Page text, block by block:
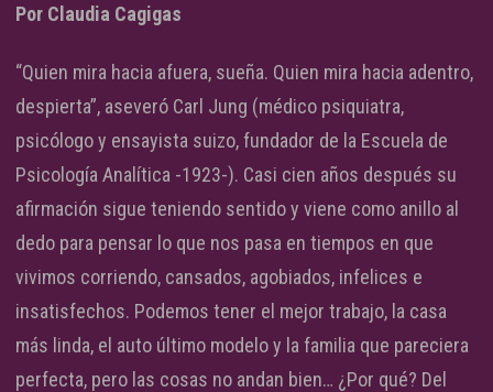
Por Claudia Cagigas
“Quien mira hacia afuera, sueña. Quien mira hacia adentro,
despierta”, aseveró Carl Jung (médico psiquiatra,
psicólogo y ensayista suizo, fundador de la Escuela de
Psicología Analítica -1923-). Casi cien años después su
afirmación sigue teniendo sentido y viene como anillo al
dedo para pensar lo que nos pasa en tiempos en que
vivimos corriendo, cansados, agobiados, infelices e
insatisfechos. Podemos tener el mejor trabajo, la casa
más linda, el auto último modelo y la familia que pareciera
perfecta, pero las cosas no andan bien… ¿Por qué? Del